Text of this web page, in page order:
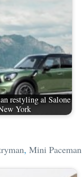
restyling al Salone
York
, Mini Paceman